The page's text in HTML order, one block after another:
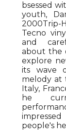
bsessed
youth,
2000Trip-
Tecno
and
about the
explore
its wave
melody at
Italy,
he
people's